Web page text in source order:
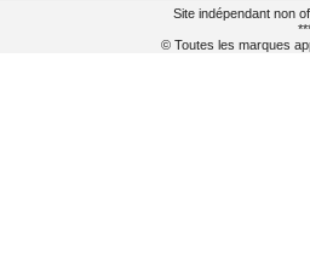
Site indépendant non
© Toutes les marques